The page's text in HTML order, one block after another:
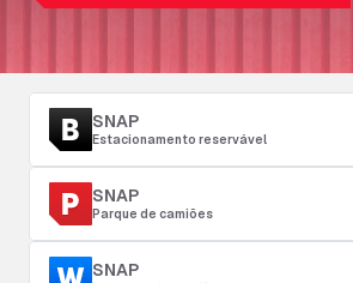
SNAP
Estacionamento reservável
SNAP
Parque de camiões
SNAP